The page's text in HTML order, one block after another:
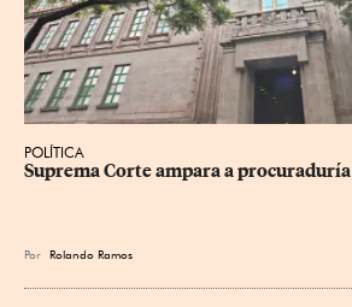
POLÍTICA
Suprema Corte ampara a
Por Rolando Ramos